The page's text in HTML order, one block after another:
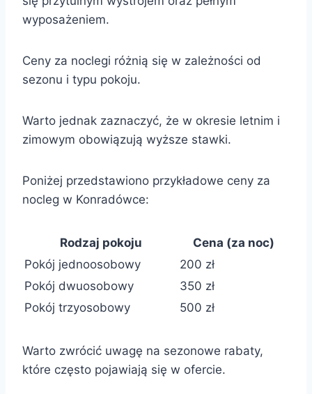
wyposażeniem.
Ceny za noclegi różnią się w zależności od
sezonu i typu pokoju.
Warto jednak zaznaczyć, że w okresie letnim i
zimowym obowiązują wyższe stawki.
Poniżej przedstawiono przykładowe ceny za
nocleg w Konradówce:
Rodzaj pokoju
Cena (za noc)
Pokój jednoosobowy
200 zł
Pokój dwuosobowy
350 zł
Pokój trzyosobowy
500 zł
Warto zwrócić uwagę na sezonowe rabaty,
które często pojawiają się w ofercie.